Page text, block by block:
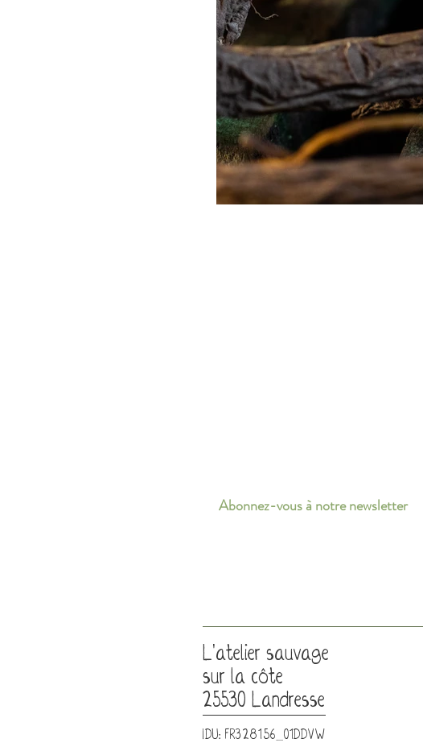
Abonnez-vous à notre newsletter
L'atelier sauvage
sur la côte
25530 Landresse
IDU: FR328156_01DDVW